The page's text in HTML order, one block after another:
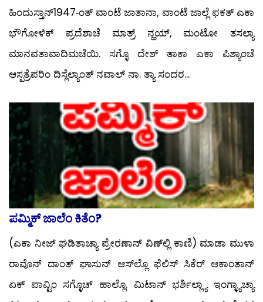
ಹಿಂದುಸ್ತಾನ್1947-ಂತ್ ವಾಂಟೆ ಜಾತಾನಾ, ವಾಂಟೆ ಜಾಲ್ಲೆ ಫಕತ್ ಎಕಾ
ಭೌಗೋಳಿಕ್ ಪ್ರದೆಶಾಚೆ ಮಾತ್ರ್ ನ್ಹಯ್, ಮಂಟೋ ತಸಲ್ಯಾ
ಮಾನವತಾವಾದಿಮಚೆಯಿ. ಸಗ್ಳೊ ದೇಶ್ ತಾಕಾ ಎಕಾ ಪಿಶ್ಯಾಂಚೆ
ಆಸ್ಪತ್ರೆಪರಿಂ ದಿಸ್ಲೆಲ್ಯಾಂತ್ ನವಾಲ್ ನಾ. ತ್ಯಾ ಸಂದರ...
ಪಮ್ಮಿಕ್ ಜಾಲೆಂ ಕಿತೆಂ?
(ಎಕಾ ನೀಜ್ ಘಡಿತಾಚ್ಯಾ ಪ್ರೇರಣಾನ್ ವಿಣ್‍ಲ್ಲಿ ಕಾಣಿ) ಮಾಡಾ ಮುಳಾ
ರಾವೊನ್ ದಾಂತ್ ಘಾಸುನ್ ಆಸ್‍ಲ್ಲೊ ಫೆಲಿಸ್ ಸಿಕೆರ್ ಆಕಾಂತಾನ್
ಏಕ್ ಪಾವ್ಟಿಂ ಸಗ್ಳೊಚ್ ಹಾಲ್ಲೊ. ಮಿಟಾನ್ ಭರ್ಶಿಲ್ಲ್ಯಾ ಇಂಗ್ಳ್ಯಾಚ್ಯಾ